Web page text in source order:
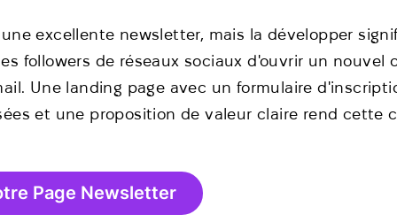
excellente newsletter, mais la développer
followers de réseaux sociaux d'ouvrir un nouvel
Une landing page avec un formulaire
et une proposition de valeur claire rend cette
Page Newsletter